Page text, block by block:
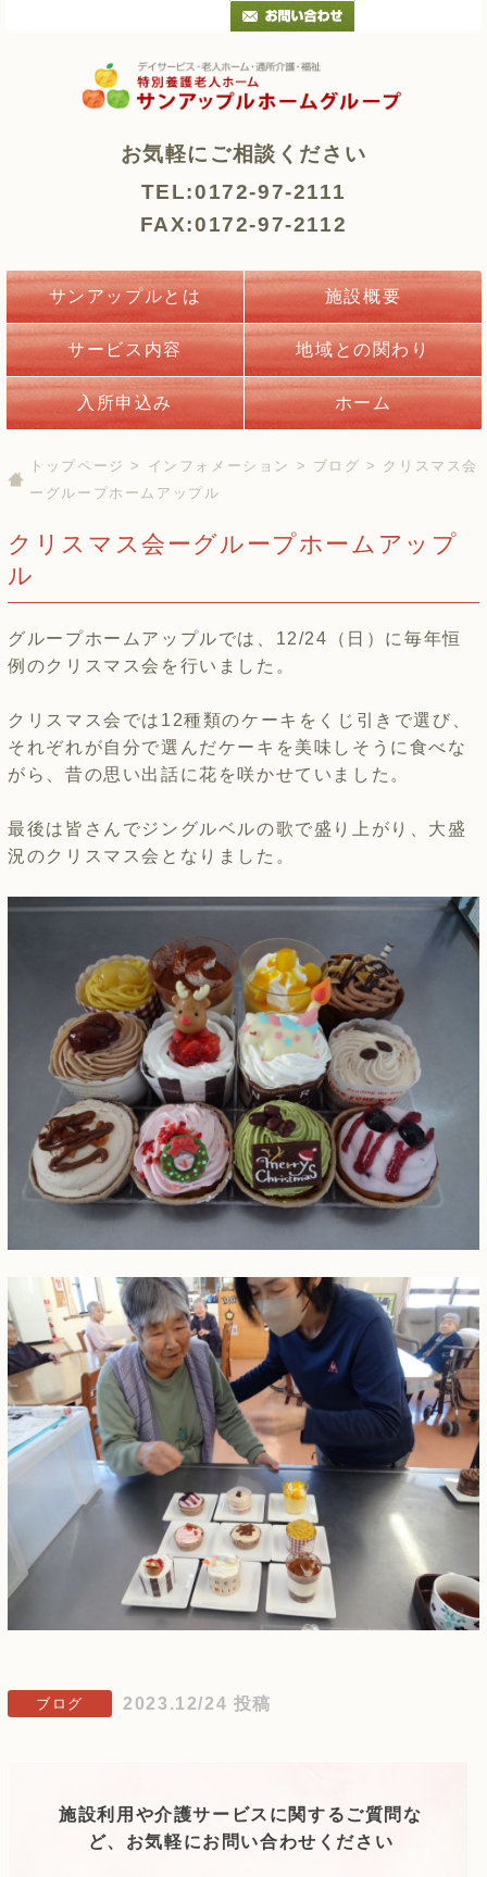
お気軽にご相談ください
TEL:0172-97-2111
FAX:0172-97-2112
サンアップルとは 施設概要
サービス内容 地域との関わり
入所申込み ホーム
トップページ > インフォメーション > ブログ > クリスマス会
ーグループホームアップル
クリスマス会ーグループホームアップ
ル
グループホームアップルでは、12/24（日）に毎年恒
例のクリスマス会を行いました。
クリスマス会では12種類のケーキをくじ引きで選び、
それぞれが自分で選んだケーキを美味しそうに食べな
がら、昔の思い出話に花を咲かせていました。
最後は皆さんでジングルベルの歌で盛り上がり、大盛
況のクリスマス会となりました。
ブログ 2023.12/24 投稿
施設利用や介護サービスに関するご質問な
ど、お気軽にお問い合わせください